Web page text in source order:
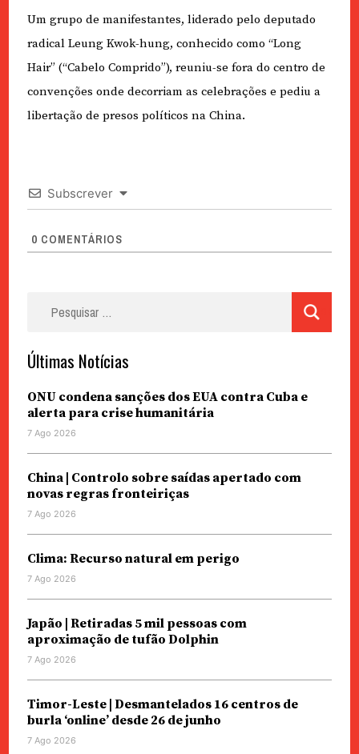
Um grupo de manifestantes, liderado pelo deputado
radical Leung Kwok-hung, conhecido como “Long
Hair” (“Cabelo Comprido”), reuniu-se fora do centro de
convenções onde decorriam as celebrações e pediu a
libertação de presos políticos na China.
Subscrever
0 COMENTÁRIOS
Últimas Notícias
ONU condena sanções dos EUA contra Cuba e
alerta para crise humanitária
7 Ago 2026
China | Controlo sobre saídas apertado com
novas regras fronteiriças
7 Ago 2026
Clima: Recurso natural em perigo
7 Ago 2026
Japão | Retiradas 5 mil pessoas com
aproximação de tufão Dolphin
7 Ago 2026
Timor-Leste | Desmantelados 16 centros de
burla ‘online’ desde 26 de junho
7 Ago 2026